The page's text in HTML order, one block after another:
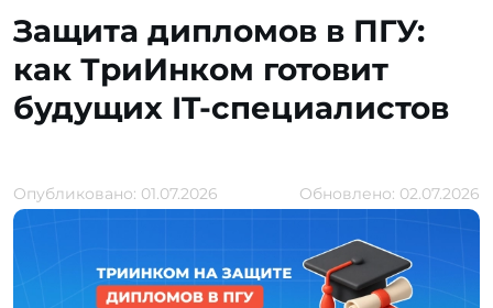
Защита дипломов в ПГУ:
как ТриИнком готовит
будущих IT-специалистов
Опубликовано: 01.07.2026 Обновлено: 02.07.2026